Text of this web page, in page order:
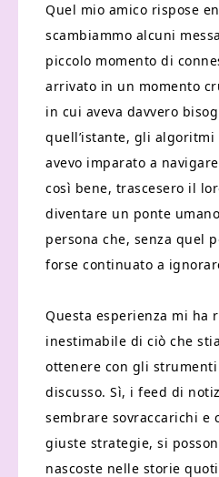
Quel mio amico rispose
scambiammo alcuni
piccolo momento di
arrivato in un momento
in cui aveva davvero
quell’istante, gli algoritmi
avevo imparato a
così bene, trascesero il
diventare un ponte
persona che, senza quel
forse continuato a
Questa esperienza mi ha
inestimabile di ciò che
ottenere con gli
discusso. Sì, i feed di
sembrare sovraccarichi e
giuste strategie, si
nascoste nelle storie